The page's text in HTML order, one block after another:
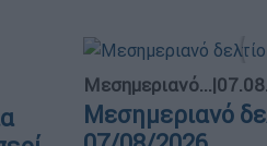
Μεσημεριανό...|
Μεσημεριανό